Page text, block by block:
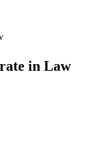
in Law